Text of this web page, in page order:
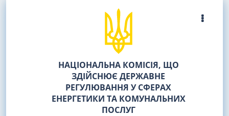
НАЦІОНАЛЬНА КОМІСІЯ, ЩО
ЗДІЙСНЮЄ ДЕРЖАВНЕ
РЕГУЛЮВАННЯ У СФЕРАХ
ЕНЕРГЕТИКИ ТА КОМУНАЛЬНИХ
ПОСЛУГ